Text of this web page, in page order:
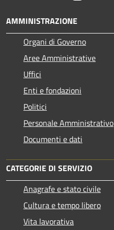
AMMINISTRAZIONE
Organi di Governo
Aree Amministrative
Uffici
Enti e fondazioni
Politici
Personale Amministrativo
Documenti e dati
CATEGORIE DI SERVIZIO
Anagrafe e stato civile
Cultura e tempo libero
Vita lavorativa